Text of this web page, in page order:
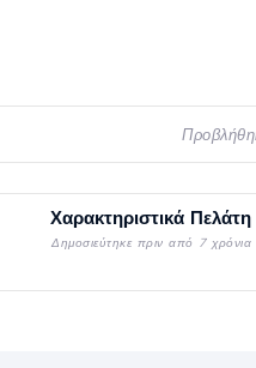
Χαρακτηριστικά Πελάτη
Δημοσιεύτηκε πριν από 7 χρόνια